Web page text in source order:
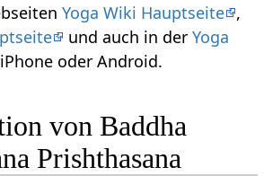
Yoga Wiki Hauptseite ,
und auch in derYoga
oder Android.
von Baddha
Prishthasana